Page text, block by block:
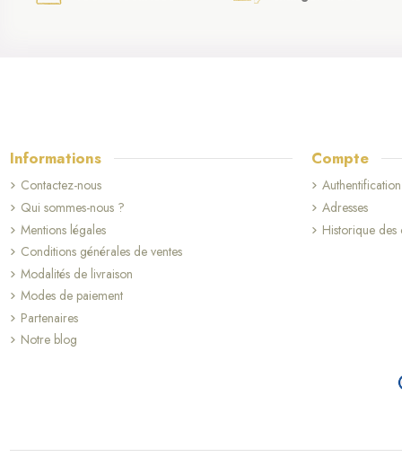
Informations
Contactez-nous
Qui sommes-nous ?
Mentions légales
Conditions générales de ventes
Modalités de livraison
Modes de paiement
Partenaires
Notre blog
Compte
Authentification
Adresses
Historique des